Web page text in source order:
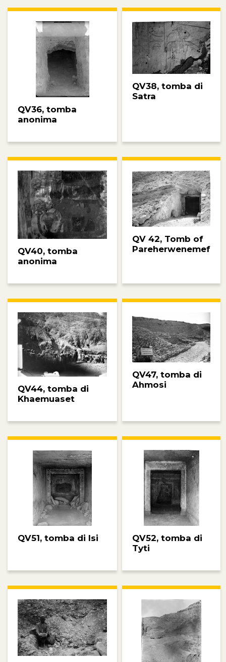
QV36, tomba
anonima
QV38, tomba di
Satra
QV40, tomba
anonima
QV 42, Tomb of
Pareherwenemef
QV44, tomba di
Khaemuaset
QV47, tomba di
Ahmosi
QV51, tomba di Isi
QV52, tomba di
Tyti